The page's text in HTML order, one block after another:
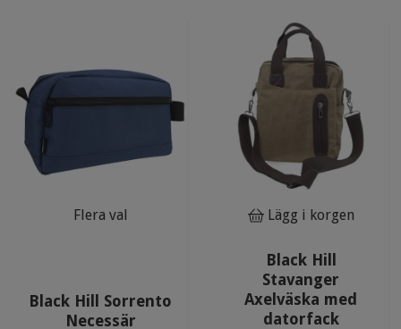
Flera val
Black Hill Sorrento
Necessär
Lägg i korgen
Black Hill
Stavanger
Axelväska med
datorfack